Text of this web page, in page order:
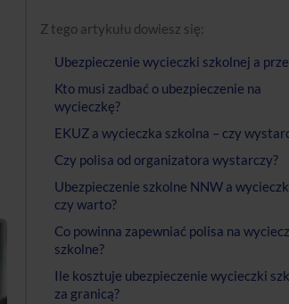
Z tego artykułu dowiesz się:
Ubezpieczenie wycieczki szkolnej a
Kto musi zadbać o ubezpieczenie na
wycieczkę?
EKUZ a wycieczka szkolna – czy
Czy polisa od organizatora wystarczy?
Ubezpieczenie szkolne NNW a
czy warto?
Co powinna zapewniać polisa na
szkolne?
Ile kosztuje ubezpieczenie wycieczki
za granicą?